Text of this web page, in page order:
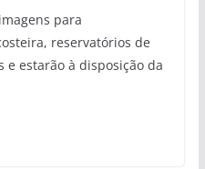
para
reservatórios de
e estarão à disposição da